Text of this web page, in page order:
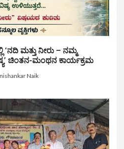
‘ನದಿ ಮತ್ತು ನೀರು – ನಮ್ಮ
ಚಿಂತನ-ಮಂಥನ ಕಾರ್ಯಕ್ರಮ
Naik